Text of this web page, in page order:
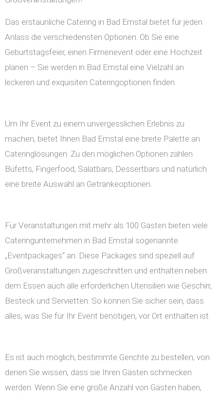
Das erstaunliche Catering in Bad Emstal bietet für jeden
Anlass die verschiedensten Optionen. Ob Sie eine
Geburtstagsfeier, einen Firmenevent oder eine Hochzeit
planen – Sie werden in Bad Emstal eine Vielzahl an
leckeren und exquisiten Cateringoptionen finden.
Um Ihr Event zu einem unvergesslichen Erlebnis zu
machen, bietet Ihnen Bad Emstal eine breite Palette an
Cateringlösungen. Zu den möglichen Optionen zählen
Büfetts, Fingerfood, Salatbars, Dessertbars und natürlich
eine breite Auswahl an Getränkeoptionen.
Für Veranstaltungen mit mehr als 100 Gästen bieten viele
Cateringunternehmen in Bad Emstal sogenannte
„Eventpackages“ an. Diese Packages sind speziell auf
Großveranstaltungen zugeschnitten und enthalten neben
dem Essen auch alle erforderlichen Utensilien wie Geschirr,
Besteck und Servietten. So können Sie sicher sein, dass
alles, was Sie für Ihr Event benötigen, vor Ort enthalten ist.
Es ist auch möglich, bestimmte Gerichte zu bestellen, von
denen Sie wissen, dass sie Ihren Gästen schmecken
werden. Wenn Sie eine große Anzahl von Gästen haben,